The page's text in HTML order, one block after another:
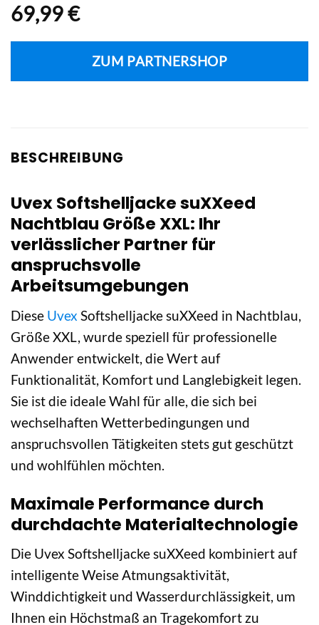
69,99€
ZUM PARTNERSHOP
BESCHREIBUNG
Uvex Softshelljacke suXXeed
Nachtblau Größe XXL: Ihr
verlässlicher Partner für
anspruchsvolle
Arbeitsumgebungen
Diese Uvex Softshelljacke suXXeed in Nachtblau,
Größe XXL, wurde speziell für professionelle
Anwender entwickelt, die Wert auf
Funktionalität, Komfort und Langlebigkeit legen.
Sie ist die ideale Wahl für alle, die sich bei
wechselhaften Wetterbedingungen und
anspruchsvollen Tätigkeiten stets gut geschützt
und wohlfühlen möchten.
Maximale Performance durch
durchdachte Materialtechnologie
Die Uvex Softshelljacke suXXeed kombiniert auf
intelligente Weise Atmungsaktivität,
Winddichtigkeit und Wasserdurchlässigkeit, um
Ihnen ein Höchstmaß an Tragekomfort zu